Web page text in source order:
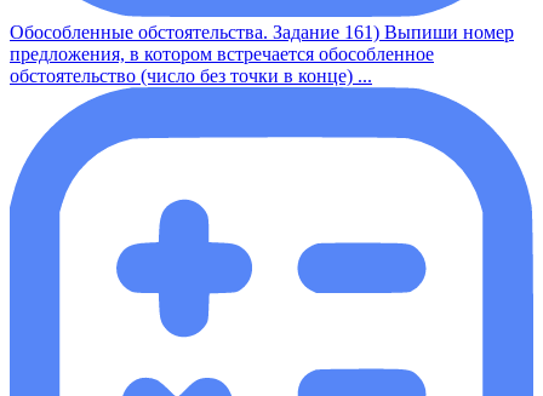
Обособленные обстоятельства. Задание 161) Выпиши номер
предложения, в котором встречается обособленное
обстоятельство (число без точки в конце) ...